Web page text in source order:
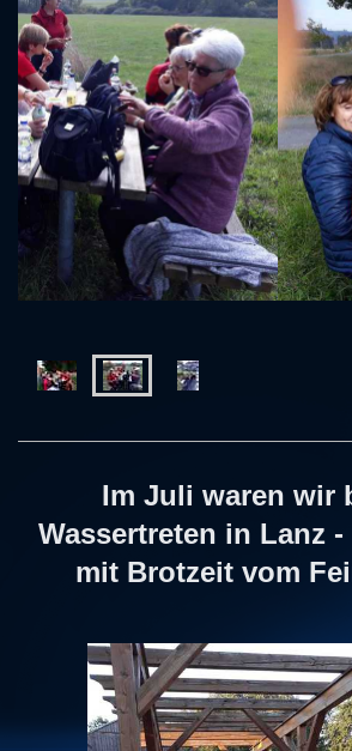
Im Juli waren wir
Wassertreten in Lanz
mit Brotzeit vom